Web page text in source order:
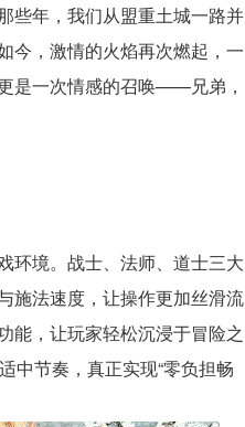
些年，我们从盟重土城一路并
今，激情的火焰再次燃起，一
是一次情感的召唤——兄弟，
环境。战士、法师、道士三大
施法速度，让操作更加丝滑流
能，让玩家轻松沉浸于冒险之
中节奏，真正实现“零负担畅